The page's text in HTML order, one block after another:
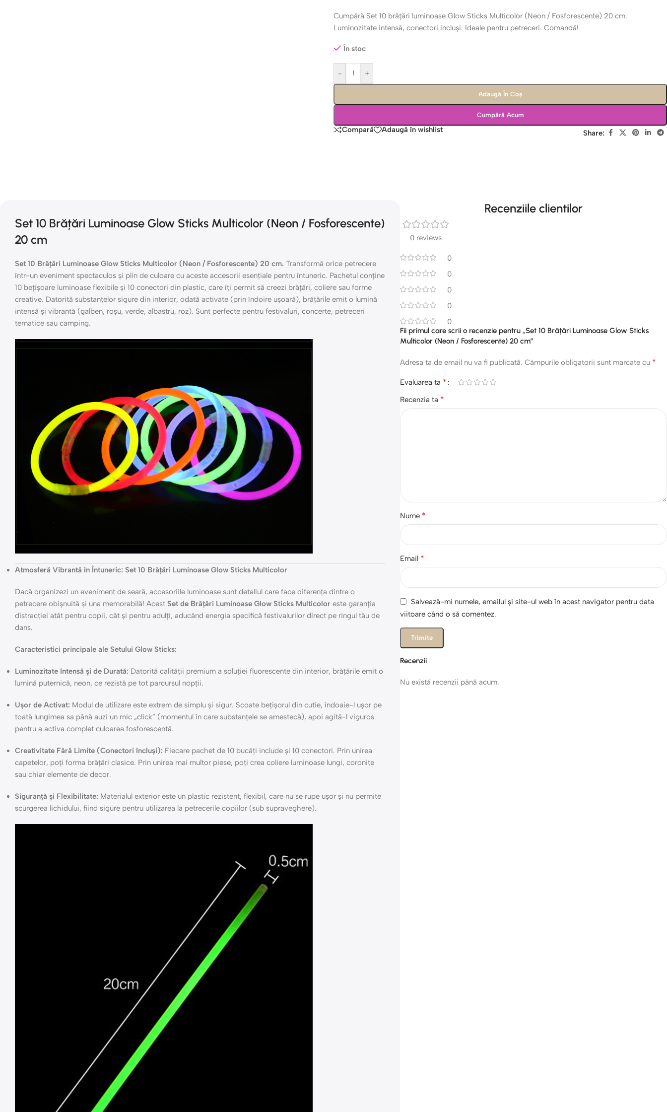
Cumpără Set 10 brățări luminoase Glow Sticks Multicolor (Neon / Fosforescente) 20 cm.
Luminozitate intensă, conectori incluși. Ideale pentru petreceri. Comandă!
În stoc
- +
Adaugă În Coș
Cumpără Acum
Compară Adaugă în wishlist Share:
Set 10 Brățări Luminoase Glow Sticks Multicolor (Neon / Fosforescente)
20 cm
Set 10 Brățări Luminoase Glow Sticks Multicolor (Neon / Fosforescente) 20 cm. Transformă orice petrecere
într-un eveniment spectaculos și plin de culoare cu aceste accesorii esențiale pentru întuneric. Pachetul conține
10 bețișoare luminoase flexibile și 10 conectori din plastic, care îți permit să creezi brățări, coliere sau forme
creative. Datorită substanțelor sigure din interior, odată activate (prin îndoire ușoară), brățările emit o lumină
intensă și vibrantă (galben, roșu, verde, albastru, roz). Sunt perfecte pentru festivaluri, concerte, petreceri
tematice sau camping.
Atmosferă Vibrantă în Întuneric: Set 10 Brățări Luminoase Glow Sticks Multicolor
Dacă organizezi un eveniment de seară, accesoriile luminoase sunt detaliul care face diferența dintre o
petrecere obișnuită și una memorabilă! Acest Set de Brățări Luminoase Glow Sticks Multicolor este garanția
distracției atât pentru copii, cât și pentru adulți, aducând energia specifică festivalurilor direct pe ringul tău de
dans.
Caracteristici principale ale Setului Glow Sticks:
Luminozitate Intensă și de Durată: Datorită calității premium a soluției fluorescente din interior, brățările emit o
lumină puternică, neon, ce rezistă pe tot parcursul nopții.
Ușor de Activat: Modul de utilizare este extrem de simplu și sigur. Scoate bețișorul din cutie, îndoaie-l ușor pe
toată lungimea sa până auzi un mic „click” (momentul în care substanțele se amestecă), apoi agită-l viguros
pentru a activa complet culoarea fosforescentă.
Creativitate Fără Limite (Conectori Incluși): Fiecare pachet de 10 bucăți include și 10 conectori. Prin unirea
capetelor, poți forma brățări clasice. Prin unirea mai multor piese, poți crea coliere luminoase lungi, coronițe
sau chiar elemente de decor.
Siguranță și Flexibilitate: Materialul exterior este un plastic rezistent, flexibil, care nu se rupe ușor și nu permite
scurgerea lichidului, fiind sigure pentru utilizarea la petrecerile copiilor (sub supraveghere).
Recenziile clientilor
0 reviews
0
0
0
0
0
Recenzii
Nu există recenzii până acum.
Fii primul care scrii o recenzie pentru „Set 10 Brățări Luminoase Glow Sticks
Multicolor (Neon / Fosforescente) 20 cm”
Adresa ta de email nu va fi publicată. Câmpurile obligatorii sunt marcate cu *
Evaluarea ta *
Recenzia ta *
Nume *
Email *
Salvează-mi numele, emailul și site-ul web în acest navigator pentru data
viitoare când o să comentez.